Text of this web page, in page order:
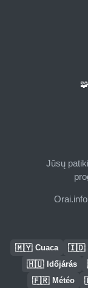
Jūsų
🇲🇾 Cuaca 🇮🇩
🇭🇺 Időjárás
🇫🇷 Météo